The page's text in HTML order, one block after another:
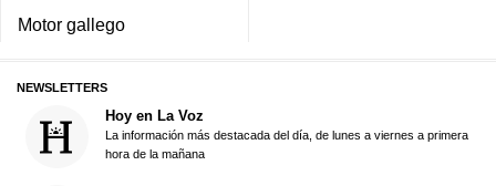
Motor gallego
NEWSLETTERS
Hoy en La Voz
La información más destacada del día, de lunes a viernes a primera
hora de la mañana